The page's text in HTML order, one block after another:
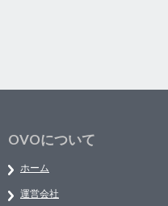
OVOについて
ホーム
運営会社